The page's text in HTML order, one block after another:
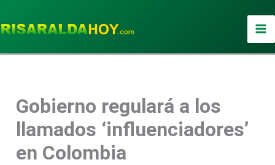
al
contenido
Gobierno regulará a los
llamados ‘influenciadores’
en Colombia